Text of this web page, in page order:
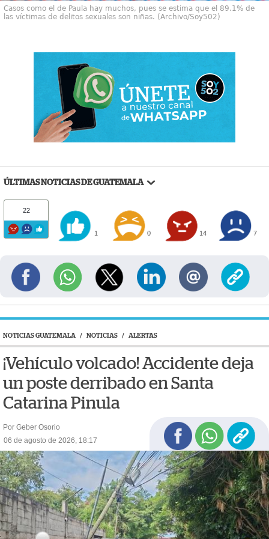
Casos como el de Paula hay muchos, pues se estima que el 89.1% de
las víctimas de delitos sexuales son niñas. (Archivo/Soy502)
ÚLTIMAS NOTICIAS DE GUATEMALA
22
1 0 14 7
NOTICIAS GUATEMALA / NOTICIAS / ALERTAS
¡Vehículo volcado! Accidente deja
un poste derribado en Santa
Catarina Pinula
Por Geber Osorio
06 de agosto de 2026, 18:17